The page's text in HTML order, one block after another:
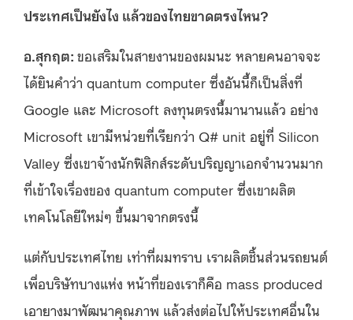
ประเทศเป็นยังไง แล้วของไทยขาดตรงไหน?
อ.สุกฤต: ขอเสริมในสายงานของผมนะ หลายคนอาจจะ
ได้ยินคำว่า quantum computer ซึ่งอันนี้ก็เป็นสิ่งที่
Google และ Microsoft ลงทุนตรงนี้มานานแล้ว อย่าง
Microsoft เขามีหน่วยที่เรียกว่า Q# unit อยู่ที่ Silicon
Valley ซี่งเขาจ้างนักฟิสิกส์ระดับปริญญาเอกจำนวนมาก
ที่เข้าใจเรื่องของ quantum computer ซึ่งเขาผลิต
เทคโนโลยีใหม่ๆ ขึ้นมาจากตรงนี้
แต่กับประเทศไทย เท่าที่ผมทราบ เราผลิตชิ้นส่วนรถยนต์
เพื่อบริษัทบางแห่ง หน้าที่ของเราก็คือ mass produced
เอายางมาพัฒนาคุณภาพ แล้วส่งต่อไปให้ประเทศอื่นใน